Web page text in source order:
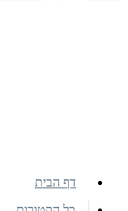
דף הבית